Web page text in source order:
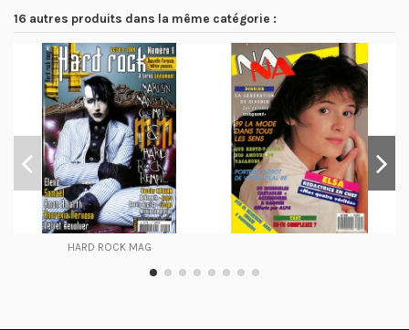
16 autres produits dans la même catégorie :
HARD ROCK MAG